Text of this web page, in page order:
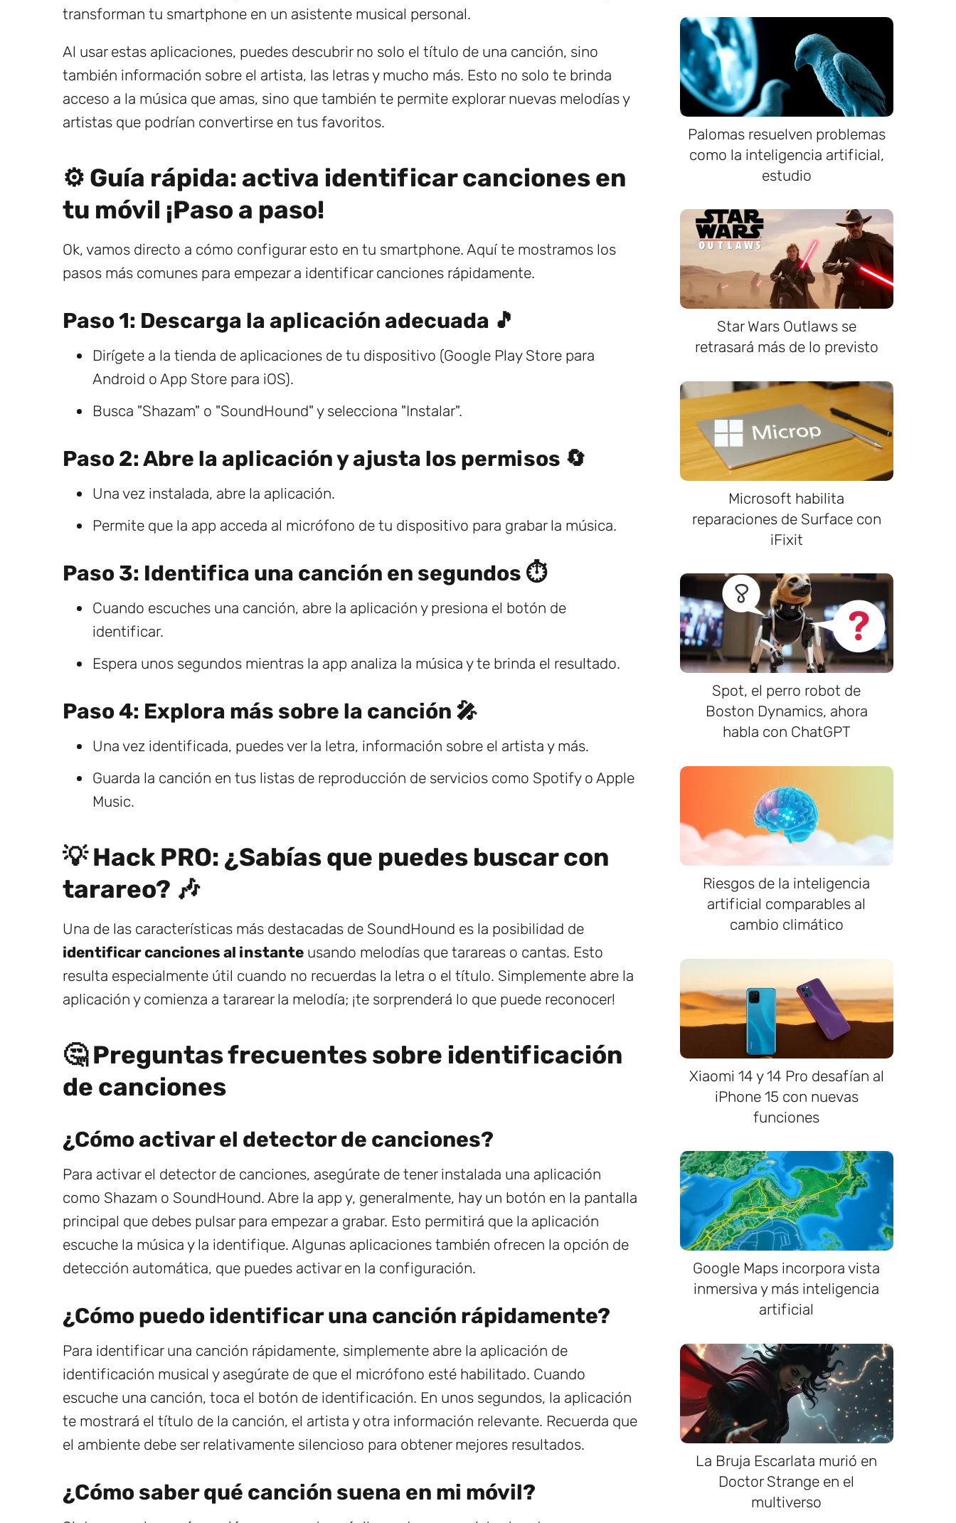
transforman tu smartphone en un asistente musical personal.
Al usar estas aplicaciones, puedes descubrir no solo el título de una canción, sino
también información sobre el artista, las letras y mucho más. Esto no solo te brinda
acceso a la música que amas, sino que también te permite explorar nuevas melodías y
artistas que podrían convertirse en tus favoritos.
⚙️ Guía rápida: activa identificar canciones en
tu móvil ¡Paso a paso!
Ok, vamos directo a cómo configurar esto en tu smartphone. Aquí te mostramos los
pasos más comunes para empezar a identificar canciones rápidamente.
Paso 1: Descarga la aplicación adecuada 🎵
Dirígete a la tienda de aplicaciones de tu dispositivo (Google Play Store para
Android o App Store para iOS).
Busca "Shazam" o "SoundHound" y selecciona "Instalar".
Paso 2: Abre la aplicación y ajusta los permisos 🔄
Una vez instalada, abre la aplicación.
Permite que la app acceda al micrófono de tu dispositivo para grabar la música.
Paso 3: Identifica una canción en segundos ⏱️
Cuando escuches una canción, abre la aplicación y presiona el botón de
identificar.
Espera unos segundos mientras la app analiza la música y te brinda el resultado.
Paso 4: Explora más sobre la canción 🎤
Una vez identificada, puedes ver la letra, información sobre el artista y más.
Guarda la canción en tus listas de reproducción de servicios como Spotify o Apple
Music.
💡 Hack PRO: ¿Sabías que puedes buscar con
tarareo? 🎶
Una de las características más destacadas de SoundHound es la posibilidad de
identificar canciones al instante usando melodías que tarareas o cantas. Esto
resulta especialmente útil cuando no recuerdas la letra o el título. Simplemente abre la
aplicación y comienza a tararear la melodía; ¡te sorprenderá lo que puede reconocer!
🤔 Preguntas frecuentes sobre identificación
de canciones
¿Cómo activar el detector de canciones?
Para activar el detector de canciones, asegúrate de tener instalada una aplicación
como Shazam o SoundHound. Abre la app y, generalmente, hay un botón en la pantalla
principal que debes pulsar para empezar a grabar. Esto permitirá que la aplicación
escuche la música y la identifique. Algunas aplicaciones también ofrecen la opción de
detección automática, que puedes activar en la configuración.
¿Cómo puedo identificar una canción rápidamente?
Para identificar una canción rápidamente, simplemente abre la aplicación de
identificación musical y asegúrate de que el micrófono esté habilitado. Cuando
escuche una canción, toca el botón de identificación. En unos segundos, la aplicación
te mostrará el título de la canción, el artista y otra información relevante. Recuerda que
el ambiente debe ser relativamente silencioso para obtener mejores resultados.
¿Cómo saber qué canción suena en mi móvil?
Palomas resuelven problemas
como la inteligencia artificial,
estudio
Star Wars Outlaws se
retrasará más de lo previsto
Microsoft habilita
reparaciones de Surface con
iFixit
Spot, el perro robot de
Boston Dynamics, ahora
habla con ChatGPT
Riesgos de la inteligencia
artificial comparables al
cambio climático
Xiaomi 14 y 14 Pro desafían al
iPhone 15 con nuevas
funciones
Google Maps incorpora vista
inmersiva y más inteligencia
artificial
La Bruja Escarlata murió en
Doctor Strange en el
multiverso